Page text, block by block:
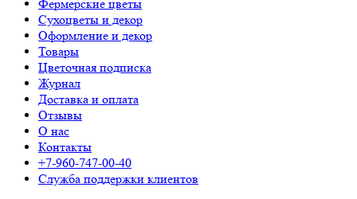
Фермерские цветы
Сухоцветы и декор
Оформление и декор
Товары
Цветочная подписка
Журнал
Доставка и оплата
Отзывы
О нас
Контакты
+7-960-747-00-40
Служба поддержки клиентов